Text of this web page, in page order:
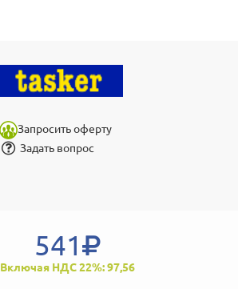
Запросить оферту
Задать вопрос
541
Включая НДС 22%: 97,56